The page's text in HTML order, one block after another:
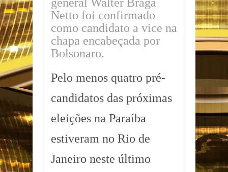
general Walter Braga
Netto foi confirmado
como candidato a vice na
chapa encabeçada por
Bolsonaro.
Pelo menos quatro pré-
candidatos das próximas
eleições na Paraíba
estiveram no Rio de
Janeiro neste último